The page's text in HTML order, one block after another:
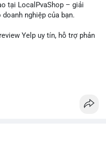
tại LocalPvaShop – giải
nghiệp của bạn.
Yelp uy tín, hỗ trợ phản
giúp thương hiệu của bạn